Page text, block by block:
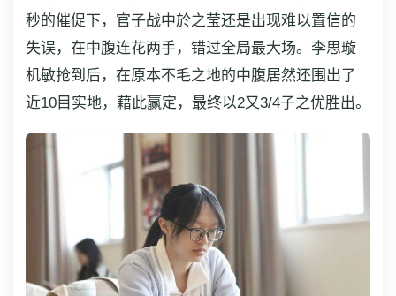
秒的催促下，官子战中於之莹还是出现难以置信的
失误，在中腹连花两手，错过全局最大场。李思璇
机敏抢到后，在原本不毛之地的中腹居然还围出了
近10目实地，藉此赢定，最终以2又3/4子之优胜出。